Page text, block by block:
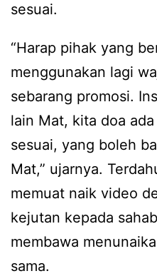
sesuai.
“Harap pihak yang
menggunakan lagi
sebarang promosi.
lain Mat, kita doa
sesuai, yang boleh
Mat,” ujarnya.
memuat naik video
kejutan kepada
membawa
sama.